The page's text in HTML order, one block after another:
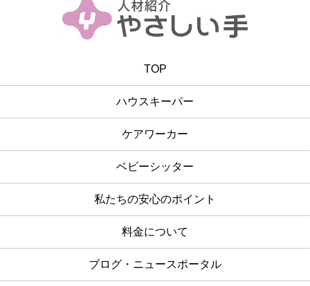
TOP
ハウスキーパー
ケアワーカー
ベビーシッター
私たちの安心のポイント
料金について
ブログ・ニュースポータル